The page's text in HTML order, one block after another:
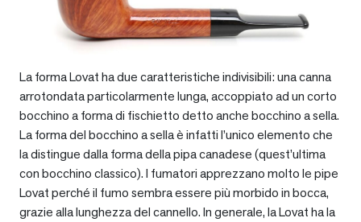
La forma Lovat ha due caratteristiche indivisibili: una canna
arrotondata particolarmente lunga, accoppiato ad un corto
bocchino a forma di fischietto detto anche bocchino a sella.
La forma del bocchino a sella è infatti l’unico elemento che
la distingue dalla forma della pipa canadese (quest’ultima
con bocchino classico). I fumatori apprezzano molto le pipe
Lovat perché il fumo sembra essere più morbido in bocca,
grazie alla lunghezza del cannello. In generale, la Lovat ha la